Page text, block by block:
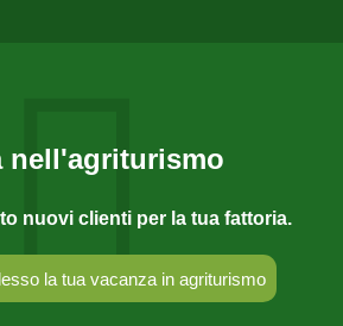
nell'agriturismo
nuovi clienti per la tua fattoria.
la tua vacanza in agriturismo